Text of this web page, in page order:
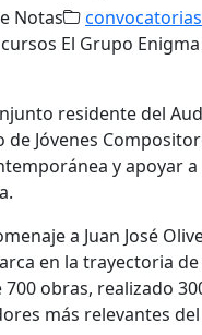
Notas
residente del
Jóvenes
y apoyar
a Juan José
en la trayectoria
obras, realizado
más relevantes